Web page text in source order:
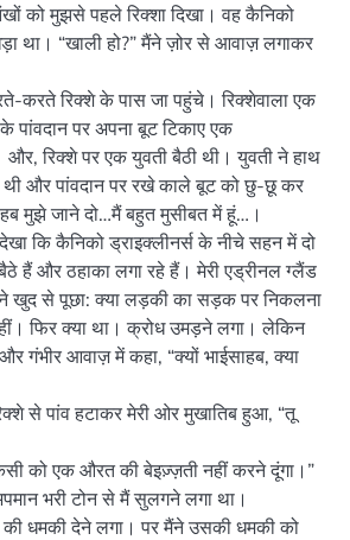
को मुझसे पहले रिक्शा दिखा। वह कैनिको
था। “खाली हो?” मैंने ज़ोर से आवाज़ लगाकर
करते रिक्शे के पास जा पहुंचे। रिक्शेवाला एक
पांवदान पर अपना बूट टिकाए एक
और, रिक्शे पर एक युवती बैठी थी। युवती ने हाथ
थी और पांवदान पर रखे काले बूट को छु-छू कर
मुझे जाने दो…मैं बहुत मुसीबत में हूं…।
कि कैनिको ड्राइक्लीनर्स के नीचे सहन में दो
बैठे हैं और ठहाका लगा रहे हैं। मेरी एड्रीनल ग्लैंड
खुद से पूछा: क्या लड़की का सड़क पर निकलना
फिर क्या था। क्रोध उमड़ने लगा। लेकिन
गंभीर आवाज़ में कहा, “क्यों भाईसाहब, क्या
से पांव हटाकर मेरी ओर मुखातिब हुआ, “तू
को एक औरत की बेइज़्ज़ती नहीं करने दूंगा।”
भरी टोन से मैं सुलगने लगा था।
की धमकी देने लगा। पर मैंने उसकी धमकी को